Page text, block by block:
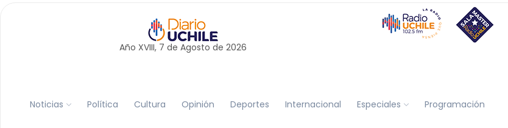
Año XVIII, 7 de Agosto de 2026
Noticias Política Cultura Opinión Deportes Internacional Especiales Programación